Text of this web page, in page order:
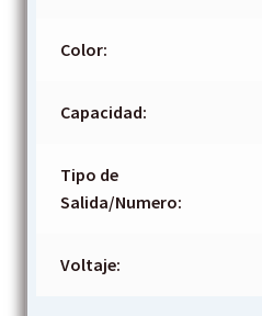
Color:
Capacidad:
Tipo de
Salida/Numero:
Voltaje: